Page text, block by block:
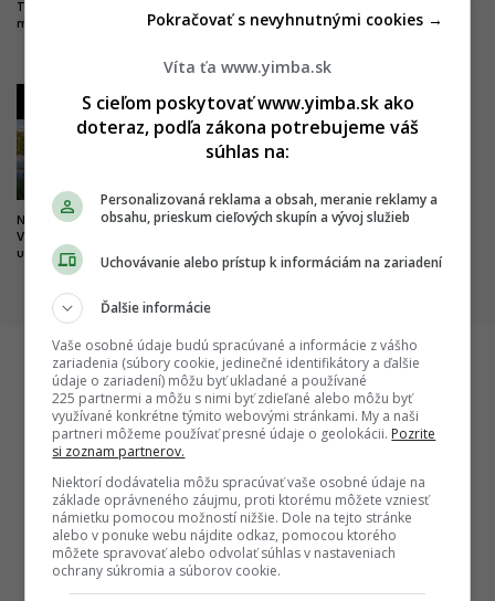
Trenčín chce byť univerzitným
mestom, buduje nový kampus
Bratislavy do Komárna sa má
Nová pýcha mesta kultúry.
Výnimočný park čoskoro doplní
unikátny most
4
Dobré správy z najväčších
projektov napreduje, hlásia
dôležité míľniky
Startitup
Víta ťa www.yimba.sk
S cieľom poskytovať www.yimba.sk ako
doteraz, podľa zákona potrebujeme váš
súhlas na:
Personalizovaná reklama a obsah, meranie reklamy a
obsahu, prieskum cieľových skupín a vývoj služieb
Uchovávanie alebo prístup k informáciám na zariadení
Ďalšie informácie
Vaše osobné údaje budú spracúvané a informácie z vášho
zariadenia (súbory cookie, jedinečné identifikátory a ďalšie
údaje o zariadení) môžu byť ukladané a používané
225 partnermi a môžu s nimi byť zdieľané alebo môžu byť
využívané konkrétne týmito webovými stránkami. My a naši
partneri môžeme používať presné údaje o geolokácii. Pozrite
si zoznam partnerov.
Niektorí dodávatelia môžu spracúvať vaše osobné údaje na
základe oprávneného záujmu, proti ktorému môžete vzniesť
námietku pomocou možností nižšie. Dole na tejto stránke
alebo v ponuke webu nájdite odkaz, pomocou ktorého
môžete spravovať alebo odvolať súhlas v nastaveniach
ochrany súkromia a súborov cookie.
Pokračovať s nevyhnutnými cookies →